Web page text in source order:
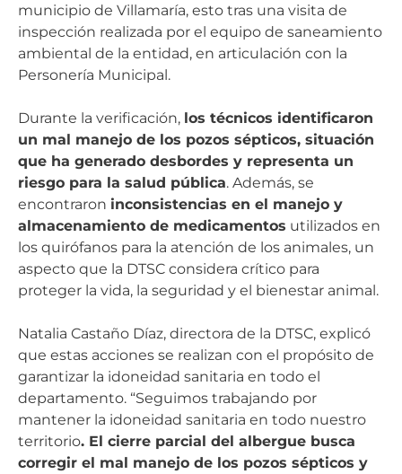
municipio de Villamaría, esto tras una visita de
inspección realizada por el equipo de saneamiento
ambiental de la entidad, en articulación con la
Personería Municipal.
Durante la verificación, los técnicos identificaron
un mal manejo de los pozos sépticos, situación
que ha generado desbordes y representa un
riesgo para la salud pública. Además, se
encontraron inconsistencias en el manejo y
almacenamiento de medicamentos utilizados en
los quirófanos para la atención de los animales, un
aspecto que la DTSC considera crítico para
proteger la vida, la seguridad y el bienestar animal.
Natalia Castaño Díaz, directora de la DTSC, explicó
que estas acciones se realizan con el propósito de
garantizar la idoneidad sanitaria en todo el
departamento. “Seguimos trabajando por
mantener la idoneidad sanitaria en todo nuestro
territorio. El cierre parcial del albergue busca
corregir el mal manejo de los pozos sépticos y